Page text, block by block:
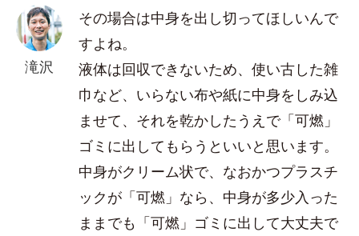
滝沢
その場合は中身を出し切ってほしいんで
すよね。
液体は回収できないため、使い古した雑
巾など、いらない布や紙に中身をしみ込
ませて、それを乾かしたうえで「可燃」
ゴミに出してもらうといいと思います。
中身がクリーム状で、なおかつプラスチ
ックが「可燃」なら、中身が多少入った
ままでも「可燃」ゴミに出して大丈夫で